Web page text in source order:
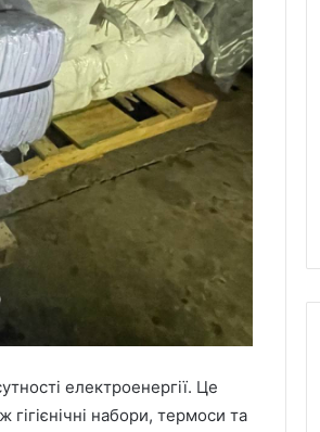
електроенергії. Це
набори, термоси та